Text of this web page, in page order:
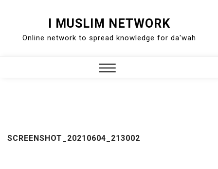
content
I MUSLIM NETWORK
Online network to spread knowledge for da'wah
SCREENSHOT_20210604_213002